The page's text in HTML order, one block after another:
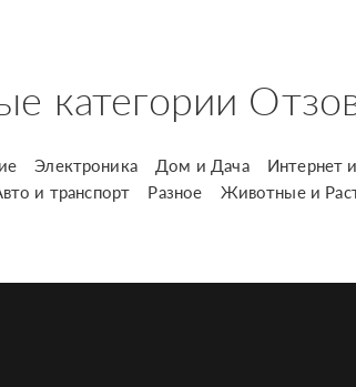
категории
Электроника Дом и Дача Интернет
и транспорт Разное Животные и